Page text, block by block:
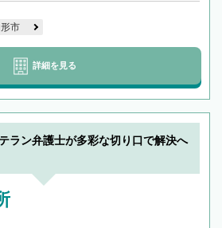
市
詳細を見る
ラン弁護士が多彩な切り口で解決へ